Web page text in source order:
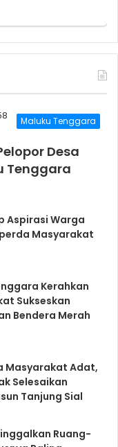
Maluku Tenggara
Desa
Tenggara
Aspirasi Warga
Masyarakat
Kerahkan
Sukseskan
Bendera Merah
Masyarakat Adat,
Selesaikan
Tanjung Sial
Ruang-